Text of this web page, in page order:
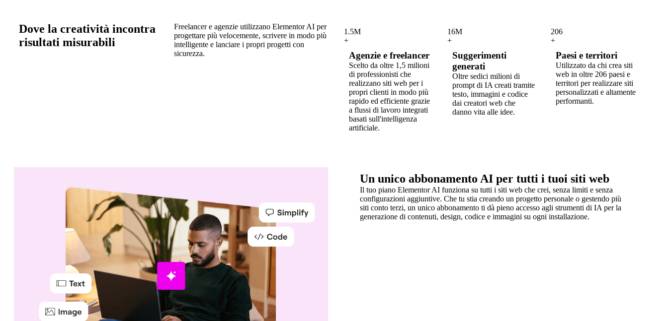
Dove la creatività incontra
risultati misurabili
Freelancer e agenzie utilizzano Elementor AI per
progettare più velocemente, scrivere in modo più
intelligente e lanciare i propri progetti con
sicurezza.
1.5M
+
Agenzie e freelancer
Scelto da oltre 1,5 milioni
di professionisti che
realizzano siti web per i
propri clienti in modo più
rapido ed efficiente grazie
a flussi di lavoro integrati
basati sull'intelligenza
artificiale.
16M
+
Suggerimenti
generati
Oltre sedici milioni di
prompt di IA creati tramite
testo, immagini e codice
dai creatori web che
danno vita alle idee.
206
+
Paesi e territori
Utilizzato da chi crea siti
web in oltre 206 paesi e
territori per realizzare siti
personalizzati e altamente
performanti.
Un unico abbonamento AI per tutti i tuoi siti web
Il tuo piano Elementor AI funziona su tutti i siti web che crei, senza limiti e senza
configurazioni aggiuntive. Che tu stia creando un progetto personale o gestendo più
siti conto terzi, un unico abbonamento ti dà pieno accesso agli strumenti di IA per la
generazione di contenuti, design, codice e immagini su ogni installazione.